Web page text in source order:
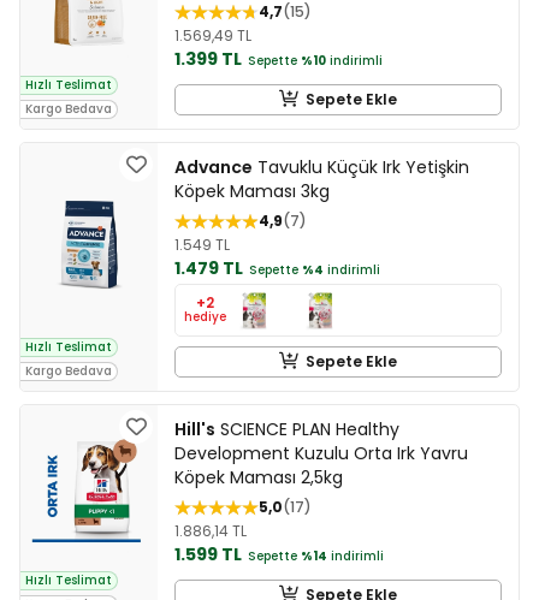
Hızlı Teslimat
Kargo Bedava
4,7 15
1.569,49 TL
1.399 TL Sepette %10 indirimli
Sepete Ekle
Hızlı Teslimat
Kargo Bedava
Advance Tavuklu Küçük Irk Yetişkin
Köpek Maması 3kg
4,9 7
1.549 TL
1.479 TL Sepette %4 indirimli
+2
hediye
Sepete Ekle
Hızlı Teslimat
Hill's SCIENCE PLAN Healthy
Development Kuzulu Orta Irk Yavru
Köpek Maması 2,5kg
5,0 17
1.886,14 TL
1.599 TL Sepette %14 indirimli
Sepete Ekle